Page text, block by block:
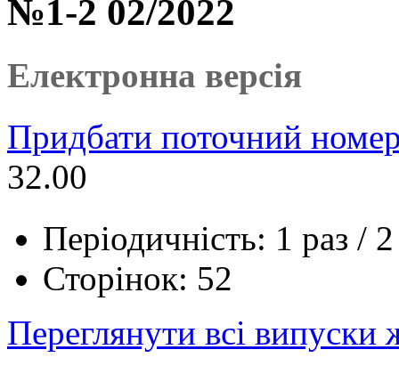
№1-2 02/2022
Електронна версія
Придбати поточний
32.00
Періодичність: 1 раз /
Сторінок: 52
Переглянути всі випуски